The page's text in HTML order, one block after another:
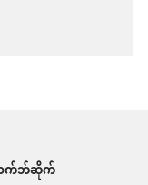
များ
ဝက်ဘ်ဆိုက်